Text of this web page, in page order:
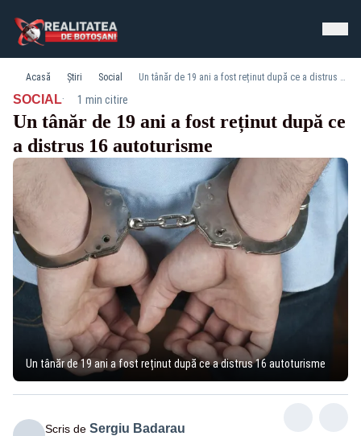
Acasă Știri Social Un tânăr de 19 ani a fost reținut după ce a distrus 16 autoturisme
SOCIAL· 1 min citire
Un tânăr de 19 ani a fost reținut după ce
a distrus 16 autoturisme
Un tânăr de 19 ani a fost reținut după ce a distrus 16 autoturisme
Scris de Sergiu Badarau